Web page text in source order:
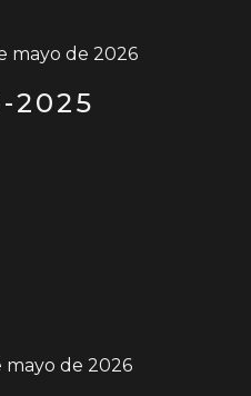
mayo de 2026
2025
mayo de 2026